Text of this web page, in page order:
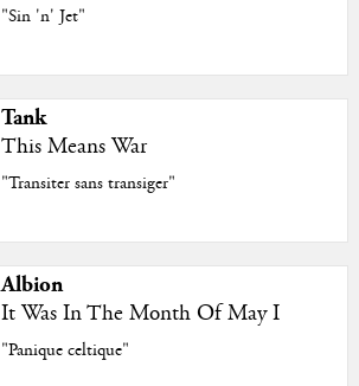
"Sin 'n' Jet"
Tank
This Means War
"Transiter sans transiger"
Albion
It Was In The Month Of May I
"Panique celtique"